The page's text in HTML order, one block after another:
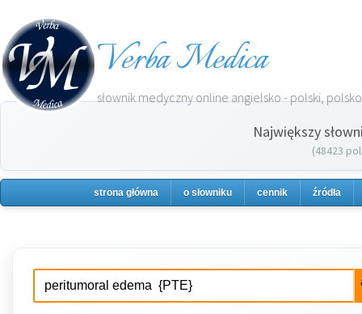
Verba Medica
słownik medyczny online angielsko - polski,
Największy
(48423
strona główna o słowniku cennik źródła